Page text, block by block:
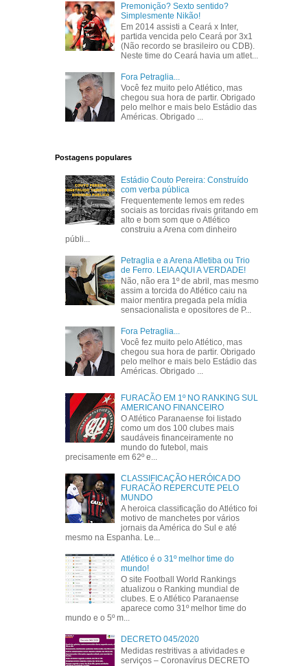
Premonição? Sexto sentido?
Simplesmente Nikão!
Em 2014 assisti a Ceará x Inter,
partida vencida pelo Ceará por 3x1
(Não recordo se brasileiro ou CDB).
Neste time do Ceará havia um atlet...
Fora Petraglia...
Você fez muito pelo Atlético, mas
chegou sua hora de partir. Obrigado
pelo melhor e mais belo Estádio das
Américas. Obrigado ...
Postagens populares
Estádio Couto Pereira: Construído
com verba pública
Frequentemente lemos em redes
sociais as torcidas rivais gritando em
alto e bom som que o Atlético
construiu a Arena com dinheiro
públi...
Petraglia e a Arena Atletiba ou Trio
de Ferro. LEIA AQUI A VERDADE!
Não, não era 1º de abril, mas mesmo
assim a torcida do Atlético caiu na
maior mentira pregada pela mídia
sensacionalista e opositores de P...
Fora Petraglia...
Você fez muito pelo Atlético, mas
chegou sua hora de partir. Obrigado
pelo melhor e mais belo Estádio das
Américas. Obrigado ...
FURACÃO EM 1º NO RANKING SUL
AMERICANO FINANCEIRO
O Atlético Paranaense foi listado
como um dos 100 clubes mais
saudáveis financeiramente no
mundo do futebol, mais
precisamente em 62º e...
CLASSIFICAÇÃO HERÓICA DO
FURACÃO REPERCUTE PELO
MUNDO
A heroica classificação do Atlético foi
motivo de manchetes por vários
jornais da América do Sul e até
mesmo na Espanha. Le...
Atlético é o 31º melhor time do
mundo!
O site Football World Rankings
atualizou o Ranking mundial de
clubes. E o Atlético Paranaense
aparece como 31º melhor time do
mundo e o 5º m...
DECRETO 045/2020
Medidas restritivas a atividades e
serviços – Coronavírus DECRETO